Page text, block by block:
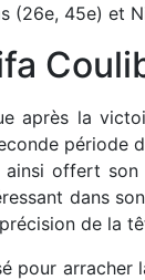
(26e, 45e) et
après la
période
ainsi offert
dans
de la
pour arracher